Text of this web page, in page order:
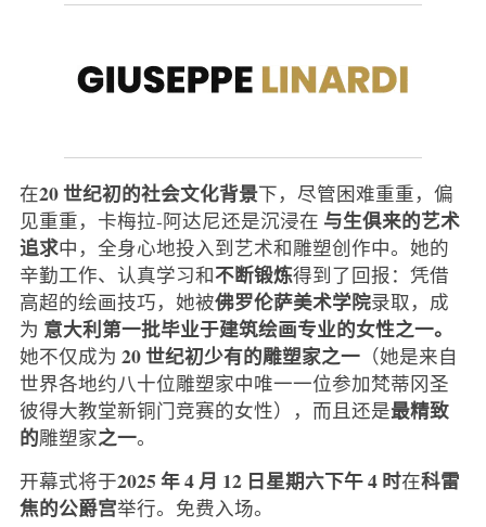
在20 世纪初的社会文化背景下，尽管困难重重，偏
见重重，卡梅拉-阿达尼还是沉浸在 与生俱来的艺术
追求中，全身心地投入到艺术和雕塑创作中。她的
辛勤工作、认真学习和不断锻炼得到了回报：凭借
高超的绘画技巧，她被佛罗伦萨美术学院录取，成
为 意大利第一批毕业于建筑绘画专业的女性之一。
她不仅成为 20 世纪初少有的雕塑家之一（她是来自
世界各地约八十位雕塑家中唯一一位参加梵蒂冈圣
彼得大教堂新铜门竞赛的女性），而且还是最精致
的雕塑家之一。
开幕式将于2025 年 4 月 12 日星期六下午 4 时在科雷
焦的公爵宫举行。免费入场。